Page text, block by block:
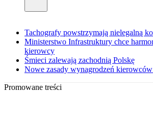
Tachografy powstrzymają nielegalną
Ministerstwo Infrastruktury chce
kierowcy
Śmieci zalewają zachodnią Polskę
Nowe zasady wynagrodzeń
Promowane treści